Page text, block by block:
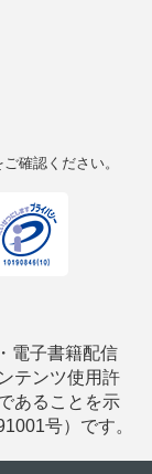
ご確認ください。
電子書籍配信
テンツ使用許
あることを示
号）です。